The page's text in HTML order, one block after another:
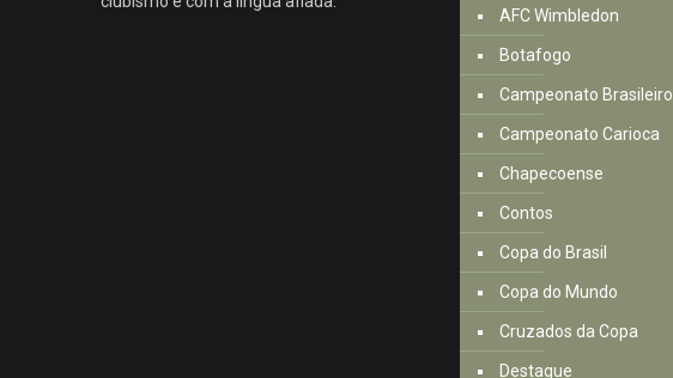
AFC Wimbledon
Botafogo
Campeonato Brasileiro
Campeonato Carioca
Chapecoense
Contos
Copa do Brasil
Copa do Mundo
Cruzados da Copa
Destaque